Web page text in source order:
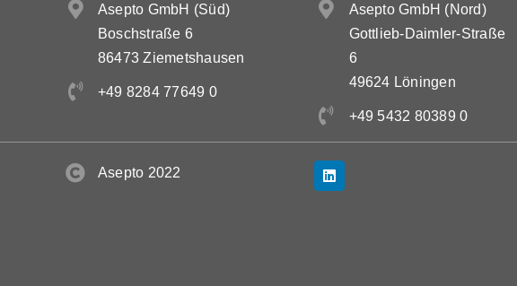
Asepto GmbH (Süd)
Boschstraße 6
86473 Ziemetshausen
+49 8284 77649 0
Asepto GmbH (Nord)
Gottlieb-Daimler-Straße
6
49624 Löningen
+49 5432 80389 0
Asepto 2022